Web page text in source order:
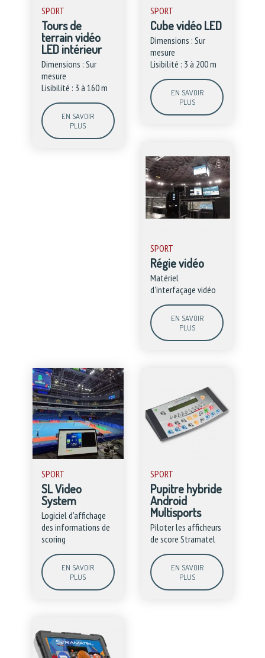
SPORT
Tours de
terrain vidéo
LED intérieur
Dimensions : Sur
mesure
Lisibilité : 3 à 160 m
EN SAVOIR
PLUS
SPORT
Cube vidéo LED
Dimensions : Sur
mesure
Lisibilité : 3 à 200 m
EN SAVOIR
PLUS
SPORT
Régie vidéo
Matériel
d'interfaçage vidéo
EN SAVOIR
PLUS
SPORT
SL Video
System
Logiciel d'affichage
des informations de
scoring
EN SAVOIR
PLUS
SPORT
Pupitre hybride
Android
Multisports
Piloter les afficheurs
de score Stramatel
EN SAVOIR
PLUS